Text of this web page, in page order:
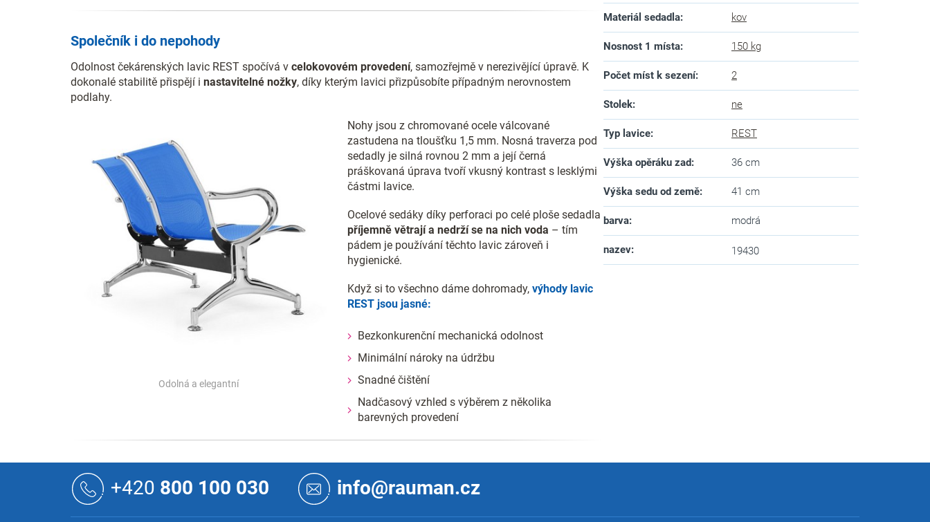
Společník i do nepohody
Odolnost čekárenských lavic REST spočívá v celokovovém provedení, samozřejmě v nerezivějící úpravě. K
dokonalé stabilitě přispějí i nastavitelné nožky, díky kterým lavici přizpůsobíte případným nerovnostem
podlahy.
Odolná a elegantní
Nohy jsou z chromované ocele válcované
zastudena na tloušťku 1,5 mm. Nosná traverza pod
sedadly je silná rovnou 2 mm a její černá
práškovaná úprava tvoří vkusný kontrast s lesklými
částmi lavice.
Ocelové sedáky díky perforaci po celé ploše sedadla
příjemně větrají a nedrží se na nich voda – tím
pádem je používání těchto lavic zároveň i
hygienické.
Když si to všechno dáme dohromady,výhody lavic
REST jsou jasné:
Bezkonkurenční mechanická odolnost
Minimální nároky na údržbu
Snadné čištění
Nadčasový vzhled s výběrem z několika
barevných provedení
Materiál sedadla: kov
Nosnost 1 místa: 150 kg
Počet míst k sezení: 2
Stolek: ne
Typ lavice: REST
Výška opěráku zad: 36 cm
Výška sedu od země: 41 cm
barva: modrá
nazev: 19430
+420 800 100 030 info@rauman.cz